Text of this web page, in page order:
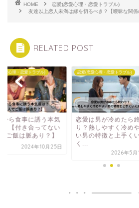
HOME
恋愛(恋愛心理・恋愛トラブル)
友達以上恋人未満は縁を切るべき？【曖昧な関係
RELATED POST
愛心理・恋愛トラブル)
から食事に誘う本気
？【付き合ってない
ご飯は脈あり？】
2024年10月25日
恋愛(恋愛心理・恋愛トラブル)
恋愛は男が冷めたら
り？熱しやすく冷め
い男の特徴と上手く
く...
2026年5月